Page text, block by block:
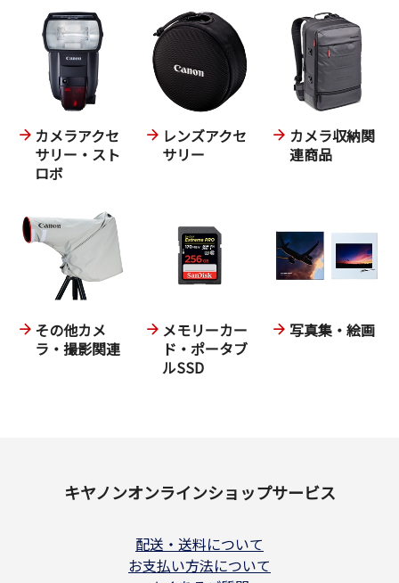
カメラアクセ
サリー・スト
ロボ
レンズアクセ
サリー
カメラ収納関
連商品
その他カメ
ラ・撮影関連
メモリーカー
ド・ポータブ
ルSSD
写真集・絵画
キヤノンオンラインショップサービス
配送・送料について
お支払い方法について